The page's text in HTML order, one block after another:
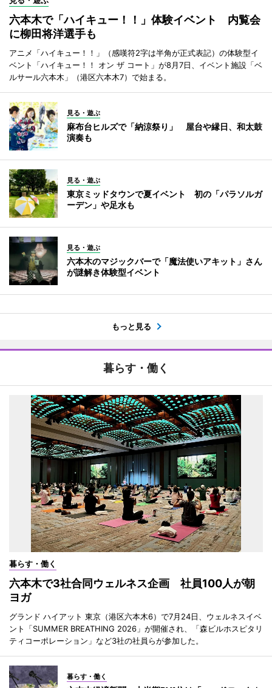
六本木で「ハイキュー！！」体験イベント 内覧会
に柳田将洋選手も
アニメ「ハイキュー！！」（感嘆符2字は半角が正式表記）の体験型イ
ベント「ハイキュー！！ オン ザ コート」が8月7日、イベント施設「ベ
ルサール六本木」（港区六本木7）で始まる。
見る・遊ぶ
麻布台ヒルズで「納涼祭り」 屋台や縁日、和太鼓
演奏も
見る・遊ぶ
東京ミッドタウンで夏イベント 初の「パラソルガ
ーデン」や足水も
見る・遊ぶ
六本木のマジックバーで「魔法使いアキット」さん
が謎解き体験型イベント
もっと見る
暮らす・働く
暮らす・働く
六本木で3社合同ウェルネス企画 社員100人が朝
ヨガ
グランド ハイアット 東京（港区六本木6）で7月24日、ウェルネスイベ
ント「SUMMER BREATHING 2026」が開催され、「森ビルホスピタリ
ティコーポレーション」など3社の社員らが参加した。
暮らす・働く